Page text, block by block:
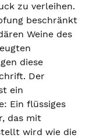
zu verleihen.
beschränkt
Weine des
diese
Der
ein
Ein flüssiges
das mit
wird wie die